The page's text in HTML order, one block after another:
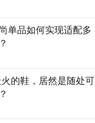
单品如何实现适配多
的鞋，居然是随处可